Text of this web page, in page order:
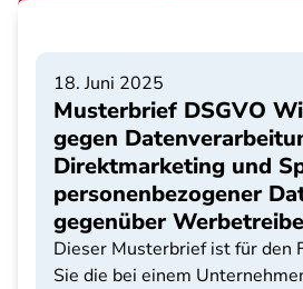
18. Juni 2025
Musterbrief DSGVO
gegen
Direktmarketing und
personenbezogener
gegenüber
Dieser Musterbrief ist für den
Sie die bei einem